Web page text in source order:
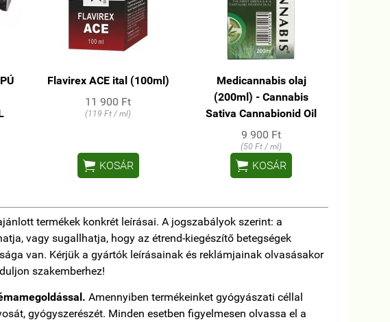
Flavirex ACE ital (100ml)
11 900 Ft
(119 Ft / ml)
 KOSÁR
Medicannabis olaj
(200ml) - Cannabis
Sativa Cannabionid Oil
9 900 Ft
(50 Ft / ml)
 KOSÁR
termékek konkrét leírásai. A jogszabályok szerint: a
vagy sugallhatja, hogy az étrend-kiegészítő betegségek
van. Kérjük a gyártók leírásainak és reklámjainak olvasásakor
szakemberhez!
Amennyiben termékeinket gyógyászati céllal
gyógyszerészét. Minden esetben figyelmesen olvassa el a